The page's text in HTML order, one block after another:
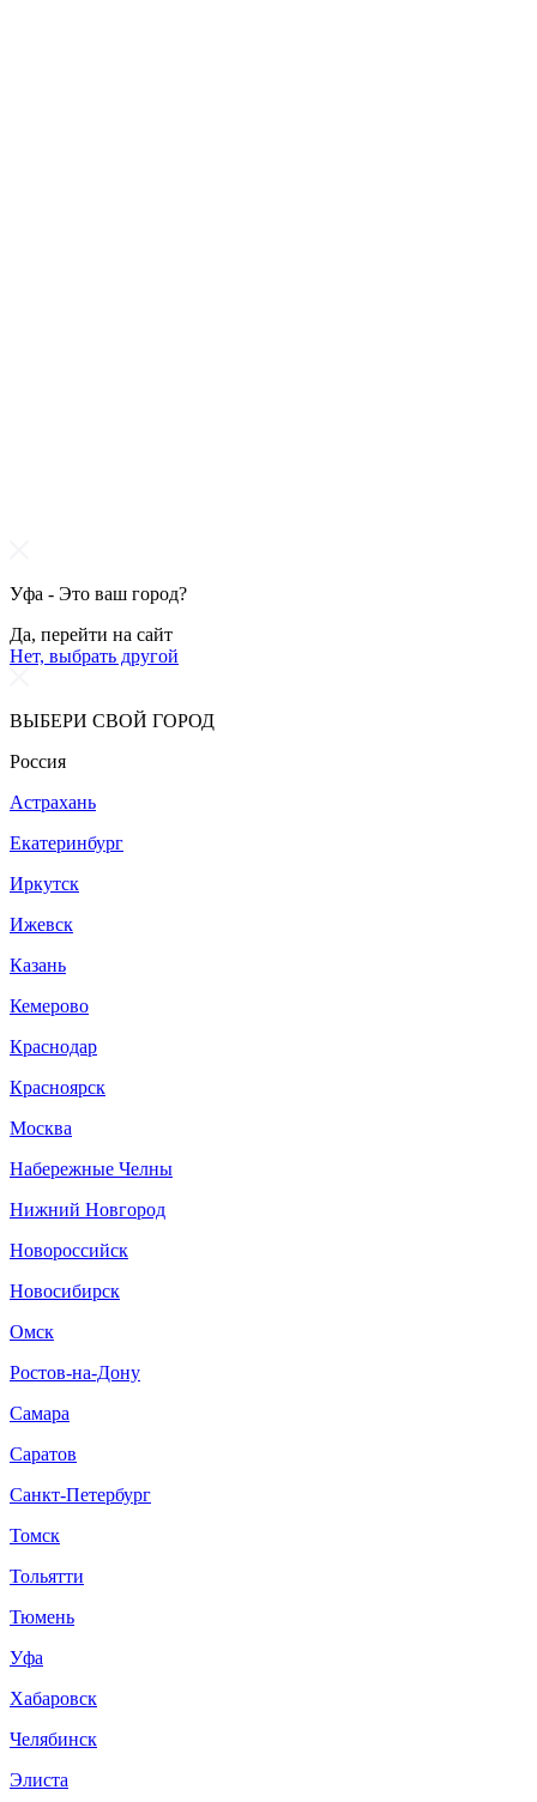
Уфа - Это ваш город?
Да, перейти на сайт
Нет, выбрать другой
ВЫБЕРИ СВОЙ ГОРОД
Россия
Астрахань
Екатеринбург
Иркутск
Ижевск
Казань
Кемерово
Краснодар
Красноярск
Москва
Набережные Челны
Нижний Новгород
Новороссийск
Новосибирск
Омск
Ростов-на-Дону
Самара
Саратов
Санкт-Петербург
Томск
Тольятти
Тюмень
Уфа
Хабаровск
Челябинск
Элиста